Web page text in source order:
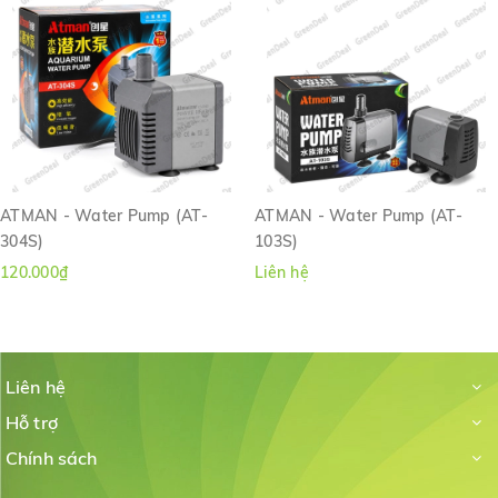
ATMAN - Water Pump (AT-
304S)
120.000₫
ATMAN - Water Pump (AT-
103S)
Liên hệ
Liên hệ
Hỗ trợ
Chính sách